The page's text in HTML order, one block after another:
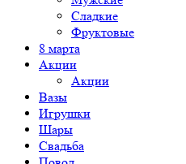
Сладкие
Фруктовые
8 марта
Акции
Акции
Вазы
Игрушки
Шары
Свадьба